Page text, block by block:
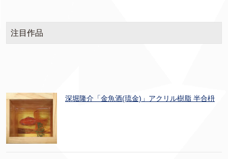
注目作品
深堀隆介「金魚酒(琉金)」アクリル樹脂 半合枡